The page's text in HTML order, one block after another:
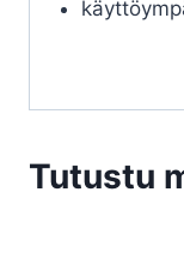
Tutustu